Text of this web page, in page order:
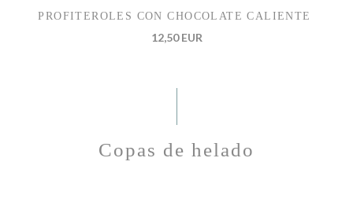
PROFITEROLES CON CHOCOLATE CALIENTE
12,50 EUR
Copas de helado